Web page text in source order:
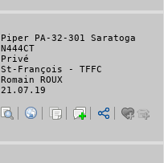
Piper PA-32-301 Saratoga
N444CT
Privé
St-François - TFFC
Romain ROUX
21.07.19